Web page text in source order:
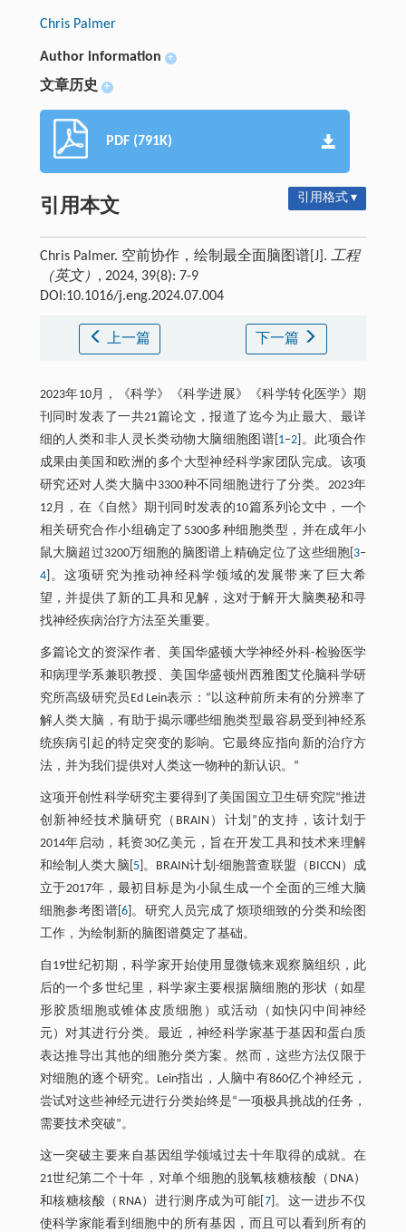
Chris Palmer
Author information +
文章历史 +
PDF (791K)
引用本文 引用格式 ▾
Chris Palmer. 空前协作，绘制最全面脑图谱[J]. 工程
（英文） , 2024, 39(8): 7-9
DOI:10.1016/j.eng.2024.07.004
上一篇 下一篇
2023年10月，《科学》《科学进展》《科学转化医学》期
刊同时发表了一共21篇论文，报道了迄今为止最大、最详
细的人类和非人灵长类动物大脑细胞图谱[ 1‒2 ]。此项合作
成果由美国和欧洲的多个大型神经科学家团队完成。该项
研究还对人类大脑中3300种不同细胞进行了分类。2023年
12月，在《自然》期刊同时发表的10篇系列论文中，一个
相关研究合作小组确定了5300多种细胞类型，并在成年小
鼠大脑超过3200万细胞的脑图谱上精确定位了这些细胞[ 3‒
4]。这项研究为推动神经科学领域的发展带来了巨大希
望，并提供了新的工具和见解，这对于解开大脑奥秘和寻
找神经疾病治疗方法至关重要。
多篇论文的资深作者、美国华盛顿大学神经外科-检验医学
和病理学系兼职教授、美国华盛顿州西雅图艾伦脑科学研
究所高级研究员Ed Lein表示：“以这种前所未有的分辨率了
解人类大脑，有助于揭示哪些细胞类型最容易受到神经系
统疾病引起的特定突变的影响。它最终应指向新的治疗方
法，并为我们提供对人类这一物种的新认识。”
这项开创性科学研究主要得到了美国国立卫生研究院“推进
创新神经技术脑研究（BRAIN）计划”的支持，该计划于
2014年启动，耗资30亿美元，旨在开发工具和技术来理解
和绘制人类大脑[ 5]。BRAIN计划-细胞普查联盟（BICCN）成
立于2017年，最初目标是为小鼠生成一个全面的三维大脑
细胞参考图谱[6 ]。研究人员完成了烦琐细致的分类和绘图
工作，为绘制新的脑图谱奠定了基础。
自19世纪初期，科学家开始使用显微镜来观察脑组织，此
后的一个多世纪里，科学家主要根据脑细胞的形状（如星
形胶质细胞或锥体皮质细胞）或活动（如快闪中间神经
元）对其进行分类。最近，神经科学家基于基因和蛋白质
表达推导出其他的细胞分类方案。然而，这些方法仅限于
对细胞的逐个研究。Lein指出，人脑中有860亿个神经元，
尝试对这些神经元进行分类始终是“一项极具挑战的任务，
需要技术突破”。
这一突破主要来自基因组学领域过去十年取得的成就。在
21世纪第二个十年，对单个细胞的脱氧核糖核酸（DNA）
和核糖核酸（RNA）进行测序成为可能[ 7]。这一进步不仅
使科学家能看到细胞中的所有基因，而且可以看到所有的